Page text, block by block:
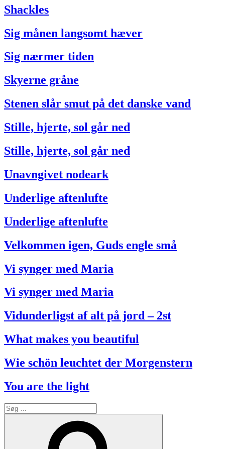
Shackles
Sig månen langsomt hæver
Sig nærmer tiden
Skyerne gråne
Stenen slår smut på det danske vand
Stille, hjerte, sol går ned
Stille, hjerte, sol går ned
Unavngivet nodeark
Underlige aftenlufte
Underlige aftenlufte
Velkommen igen, Guds engle små
Vi synger med Maria
Vi synger med Maria
Vidunderligst af alt på jord – 2st
What makes you beautiful
Wie schön leuchtet der Morgenstern
You are the light
Søg
efter: